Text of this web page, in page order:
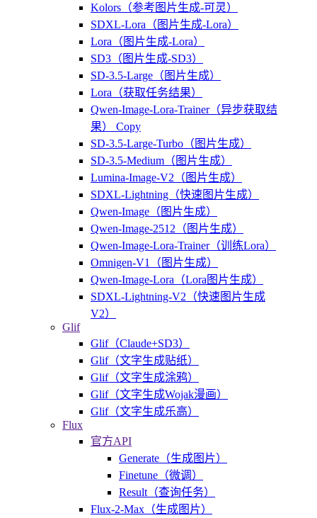
Kolors（参考图片生成-可灵）
SDXL-Lora（图片生成-Lora）
Lora（图片生成-Lora）
SD3（图片生成-SD3）
SD-3.5-Large（图片生成）
Lora（获取任务结果）
Qwen-Image-Lora-Trainer（异步获取结
果） Copy
SD-3.5-Large-Turbo（图片生成）
SD-3.5-Medium（图片生成）
Lumina-Image-V2（图片生成）
SDXL-Lightning（快速图片生成）
Qwen-Image（图片生成）
Qwen-Image-2512（图片生成）
Qwen-Image-Lora-Trainer（训练Lora）
Omnigen-V1（图片生成）
Qwen-Image-Lora（Lora图片生成）
SDXL-Lightning-V2（快速图片生成
V2）
Glif
Glif（Claude+SD3）
Glif（文字生成贴纸）
Glif（文字生成涂鸦）
Glif（文字生成Wojak漫画）
Glif（文字生成乐高）
Flux
官方API
Generate（生成图片）
Finetune（微调）
Result（查询任务）
Flux-2-Max（生成图片）